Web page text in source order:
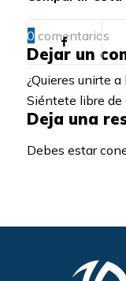
0 comentarios
Dejar un
¿Quieres unirte
Siéntete libre de
Deja una
Debes estar